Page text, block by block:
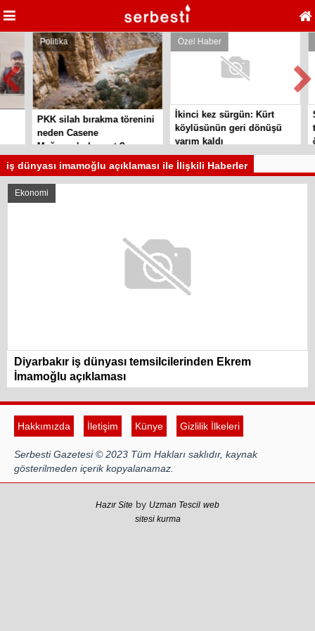
Politika
PKK silah bırakma törenini
neden Casene
Mağarası’nda yaptı?
Özel Haber
İkinci kez sürgün: Kürt
köylüsünün geri dönüşü
yarım kaldı
iş dünyası imamoğlu açıklaması ile İlişkili Haberler
Ekonomi
Diyarbakır iş dünyası temsilcilerinden Ekrem
İmamoğlu açıklaması
Hakkımızda İletişim Künye Gizlilik İlkeleri
Serbesti Gazetesi © 2023 Tüm Hakları saklıdır, kaynak
gösterilmeden içerik kopyalanamaz.
Hazır Site by Uzman Tescil web
sitesi kurma